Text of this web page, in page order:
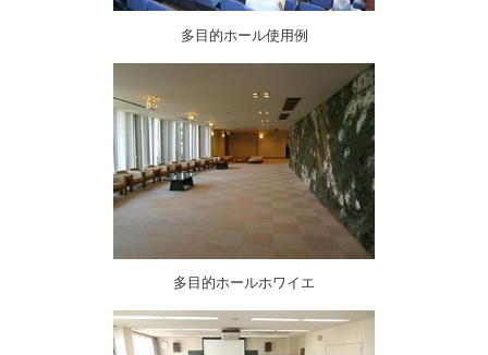
多目的ホール使用例
多目的ホールホワイエ